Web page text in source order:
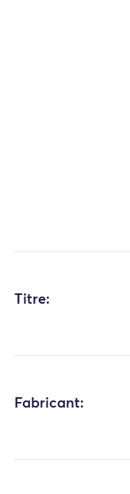
Titre:
Fabricant: